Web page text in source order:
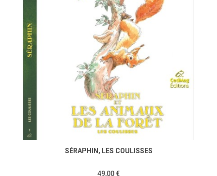
SÉRAPHIN, LES COULISSES
49,00 €